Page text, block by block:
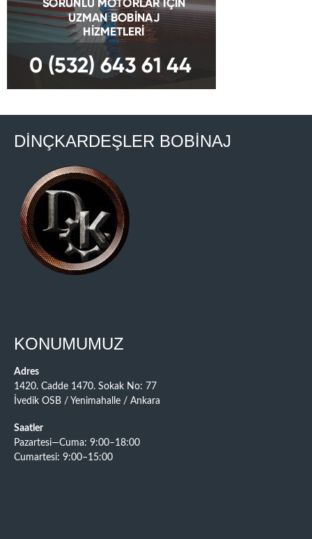
DİNÇKARDEŞLER BOBİNAJ
KONUMUMUZ
Adres
1420. Cadde 1470. Sokak No: 77
İvedik OSB / Yenimahalle / Ankara
Saatler
Pazartesi—Cuma: 9:00–18:00
Cumartesi: 9:00–15:00